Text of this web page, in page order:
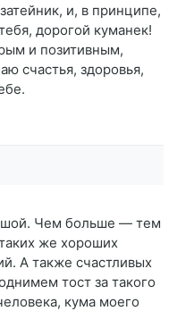
и, в принципе,
дорогой куманек!
и позитивным,
счастья, здоровья,
Чем больше — тем
же хороших
А также счастливых
тост за такого
кума моего